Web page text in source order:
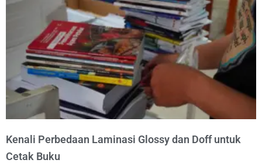
Kenali Perbedaan Laminasi Glossy dan Doff untuk
Cetak Buku